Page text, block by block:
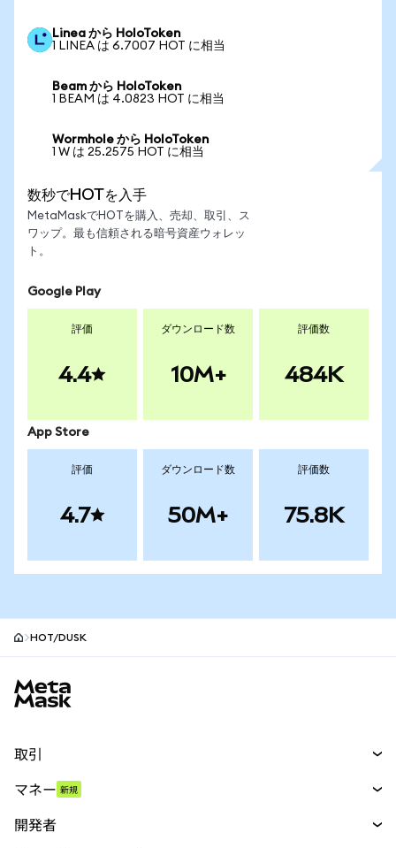
Linea から HoloToken
1 LINEA は 6.7007 HOT に相当
Beam から HoloToken
1 BEAM は 4.0823 HOT に相当
Wormhole から HoloToken
1 W は 25.2575 HOT に相当
数秒でHOTを入手
MetaMaskでHOTを購入、売却、取引、ス
ワップ。最も信頼される暗号資産ウォレッ
ト。
Google Play
評価
4.4
ダウンロード数
10M+
評価数
484K
App Store
評価
4.7
ダウンロード数
50M+
評価数
75.8K
HOT/DUSK
取引
パーペチュアル
マネー 新規
開発者